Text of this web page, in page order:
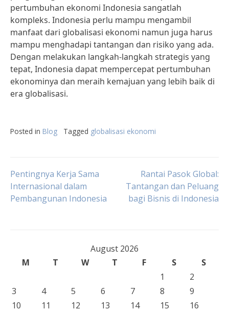
pertumbuhan ekonomi Indonesia sangatlah
kompleks. Indonesia perlu mampu mengambil
manfaat dari globalisasi ekonomi namun juga harus
mampu menghadapi tantangan dan risiko yang ada.
Dengan melakukan langkah-langkah strategis yang
tepat, Indonesia dapat mempercepat pertumbuhan
ekonominya dan meraih kemajuan yang lebih baik di
era globalisasi.
Posted in Blog Tagged globalisasi ekonomi
Post
navigation
Pentingnya Kerja Sama
Internasional dalam
Pembangunan Indonesia
Rantai Pasok Global:
Tantangan dan Peluang
bagi Bisnis di Indonesia
August 2026
M
T W T F S
S
1
2
3
4 5 6 7 8
9
10
11 12 13 14 15
16